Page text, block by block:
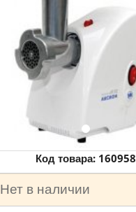
Код товара: 160958
Нет в наличии